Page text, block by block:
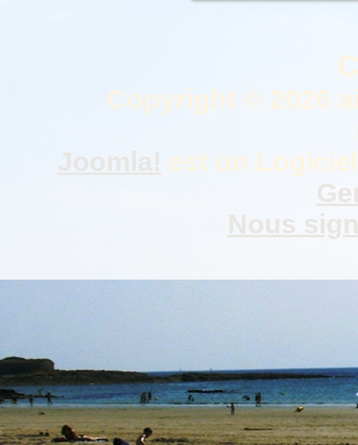
Copyright © 2026
Joomla! est un
Nous